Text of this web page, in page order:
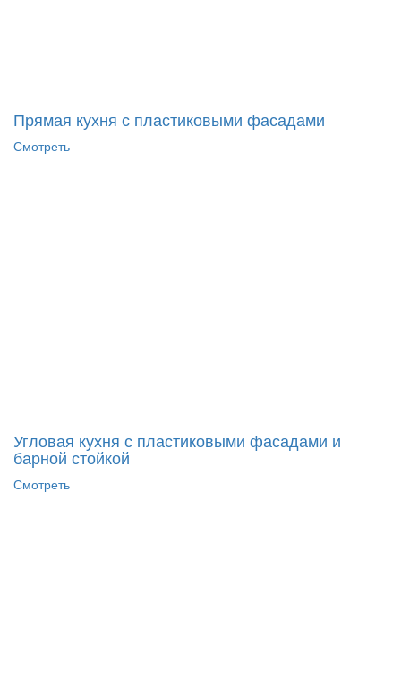
Прямая кухня с пластиковыми фасадами
Смотреть
Угловая кухня с пластиковыми фасадами и
барной стойкой
Смотреть